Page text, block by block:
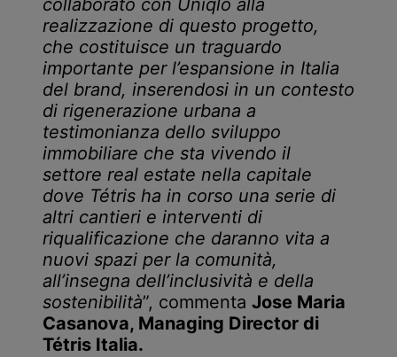
collaborato con Uniqlo alla
realizzazione di questo progetto,
che costituisce un traguardo
importante per l’espansione in Italia
del brand, inserendosi in un contesto
di rigenerazione urbana a
testimonianza dello sviluppo
immobiliare che sta vivendo il
settore real estate nella capitale
dove Tétris ha in corso una serie di
altri cantieri e interventi di
riqualificazione che daranno vita a
nuovi spazi per la comunità,
all’insegna dell’inclusività e della
sostenibilità”, commenta Jose Maria
Casanova, Managing Director di
Tétris Italia.